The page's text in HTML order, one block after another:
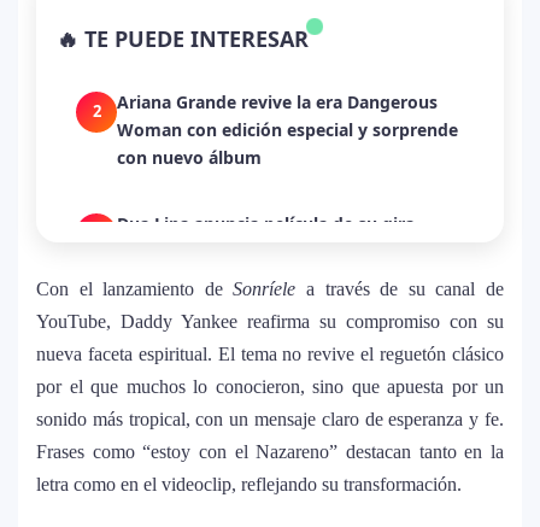
🔥 TE PUEDE INTERESAR
despecho en un himno para Puerto Rico
2
Ariana Grande revive la era Dangerous
Woman con edición especial y sorprende
con nuevo álbum
Dua Lipa anuncia película de su gira
humanitaria junto a UNICEF
4
Michael Jackson y la canción perdida
debate en redes
5
Lady Gaga sorprende con “Mayhem
Requiem”: una versión oscura y
Con el lanzamiento deSonríele a través de su canal de
YouTube, Daddy Yankee reafirma su compromiso con su
nueva faceta espiritual. El tema no revive el reguetón clásico
por el que muchos lo conocieron, sino que apuesta por un
sonido más tropical, con un mensaje claro de esperanza y fe.
Frases como “estoy con el Nazareno” destacan tanto en la
letra como en el videoclip, reflejando su transformación.